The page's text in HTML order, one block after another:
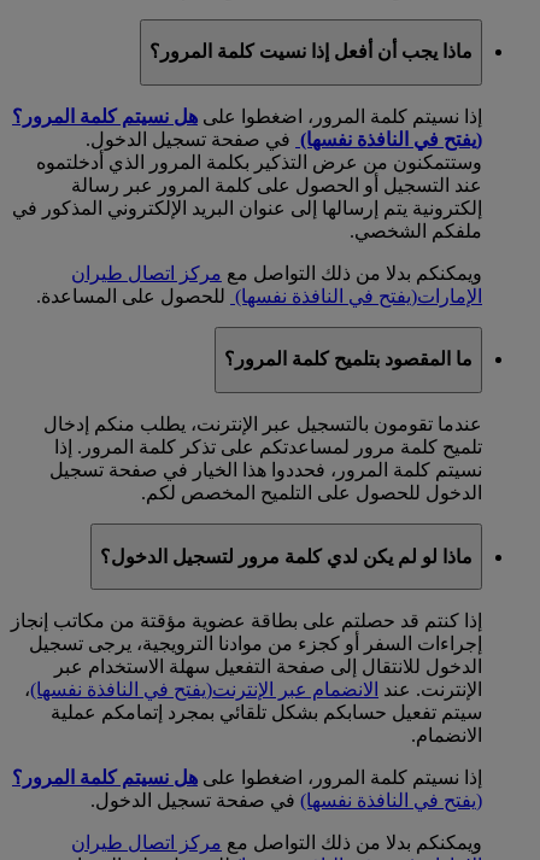
ماذا يجب أن أفعل إذا نسيت كلمة المرور؟
إذا نسيتم كلمة المرور، اضغطوا على هل نسيتم كلمة المرور؟
(يفتح في النافذة نفسها) في صفحة تسجيل الدخول.
وستتمكنون من عرض التذكير بكلمة المرور الذي أدخلتموه
عند التسجيل أو الحصول على كلمة المرور عبر رسالة
إلكترونية يتم إرسالها إلى عنوان البريد الإلكتروني المذكور في
ملفكم الشخصي.
ويمكنكم بدلا من ذلك التواصل مع مركز اتصال طيران
الإمارات(يفتح في النافذة نفسها) للحصول على المساعدة.
ما المقصود بتلميح كلمة المرور؟
عندما تقومون بالتسجيل عبر الإنترنت، يطلب منكم إدخال
تلميح كلمة مرور لمساعدتكم على تذكر كلمة المرور. إذا
نسيتم كلمة المرور، فحددوا هذا الخيار في صفحة تسجيل
الدخول للحصول على التلميح المخصص لكم.
ماذا لو لم يكن لدي كلمة مرور لتسجيل الدخول؟
إذا كنتم قد حصلتم على بطاقة عضوية مؤقتة من مكاتب إنجاز
إجراءات السفر أو كجزء من موادنا الترويجية، يرجى تسجيل
الدخول للانتقال إلى صفحة التفعيل سهلة الاستخدام عبر
الإنترنت. عند الانضمام عبر الإنترنت(يفتح في النافذة نفسها)،
سيتم تفعيل حسابكم بشكل تلقائي بمجرد إتمامكم عملية
الانضمام.
إذا نسيتم كلمة المرور، اضغطوا على هل نسيتم كلمة المرور؟
(يفتح في النافذة نفسها) في صفحة تسجيل الدخول.
ويمكنكم بدلا من ذلك التواصل مع مركز اتصال طيران